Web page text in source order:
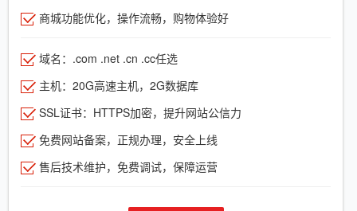
商城功能优化，操作流畅，购物体验好
域名：.com .net .cn .cc任选
主机：20G高速主机，2G数据库
SSL证书：HTTPS加密，提升网站公信力
免费网站备案，正规办理，安全上线
售后技术维护，免费调试，保障运营